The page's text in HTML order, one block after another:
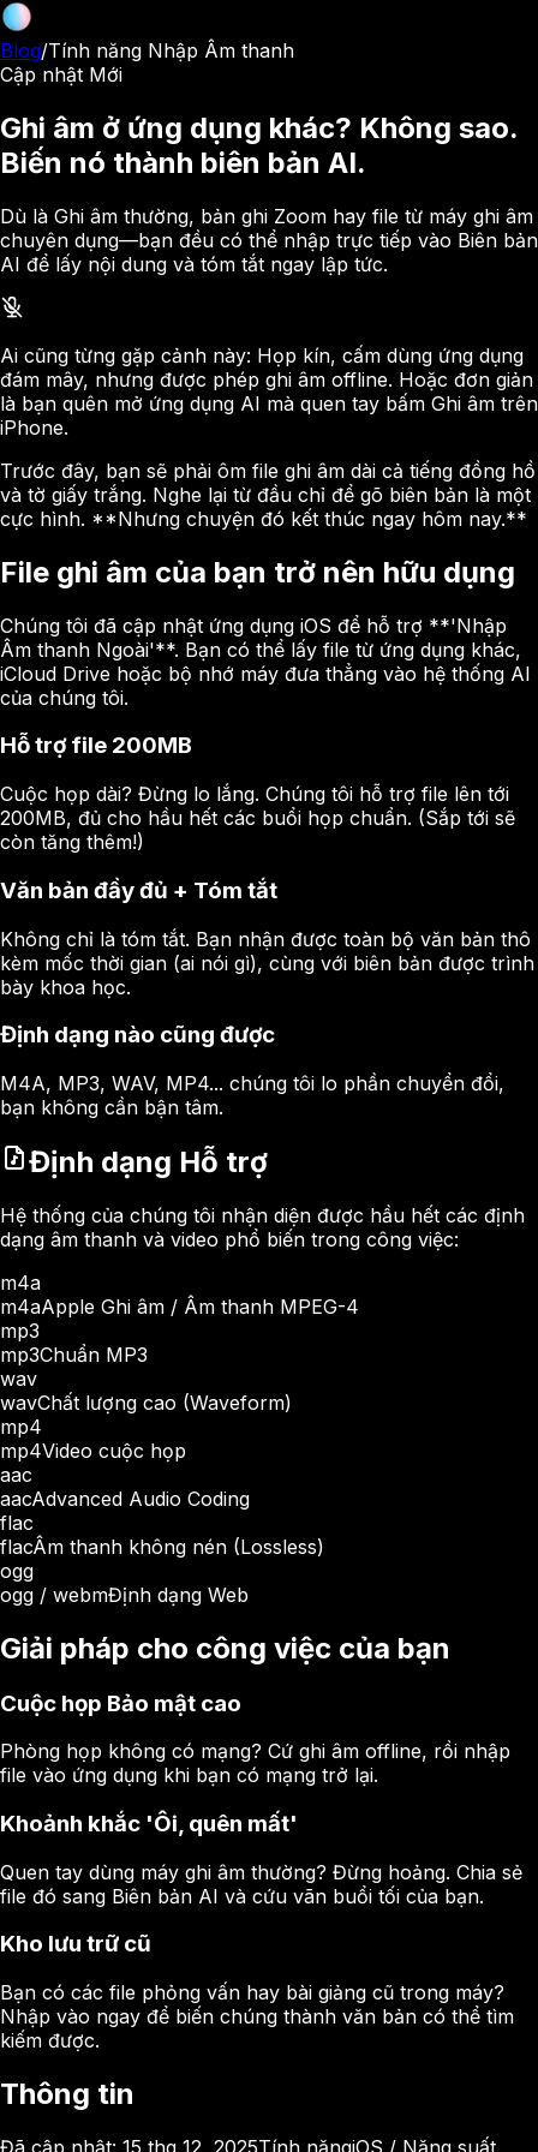
Blog/Tính năng Nhập Âm thanh
Cập nhật Mới
Ghi âm ở ứng dụng khác? Không sao.
Biến nó thành biên bản AI.
Dù là Ghi âm thường, bản ghi Zoom hay file từ máy ghi âm
chuyên dụng—bạn đều có thể nhập trực tiếp vào Biên bản
AI để lấy nội dung và tóm tắt ngay lập tức.
Ai cũng từng gặp cảnh này: Họp kín, cấm dùng ứng dụng
đám mây, nhưng được phép ghi âm offline. Hoặc đơn giản
là bạn quên mở ứng dụng AI mà quen tay bấm Ghi âm trên
iPhone.
Trước đây, bạn sẽ phải ôm file ghi âm dài cả tiếng đồng hồ
và tờ giấy trắng. Nghe lại từ đầu chỉ để gõ biên bản là một
cực hình. **Nhưng chuyện đó kết thúc ngay hôm nay.**
File ghi âm của bạn trở nên hữu dụng
Chúng tôi đã cập nhật ứng dụng iOS để hỗ trợ **'Nhập
Âm thanh Ngoài'**. Bạn có thể lấy file từ ứng dụng khác,
iCloud Drive hoặc bộ nhớ máy đưa thẳng vào hệ thống AI
của chúng tôi.
Hỗ trợ file 200MB
Cuộc họp dài? Đừng lo lắng. Chúng tôi hỗ trợ file lên tới
200MB, đủ cho hầu hết các buổi họp chuẩn. (Sắp tới sẽ
còn tăng thêm!)
Văn bản đầy đủ + Tóm tắt
Không chỉ là tóm tắt. Bạn nhận được toàn bộ văn bản thô
kèm mốc thời gian (ai nói gì), cùng với biên bản được trình
bày khoa học.
Định dạng nào cũng được
M4A, MP3, WAV, MP4... chúng tôi lo phần chuyển đổi,
bạn không cần bận tâm.
Định dạng Hỗ trợ
Hệ thống của chúng tôi nhận diện được hầu hết các định
dạng âm thanh và video phổ biến trong công việc:
m4a
m4aApple Ghi âm / Âm thanh MPEG-4
mp3
mp3Chuẩn MP3
wav
wavChất lượng cao (Waveform)
mp4
mp4Video cuộc họp
aac
aacAdvanced Audio Coding
flac
flacÂm thanh không nén (Lossless)
ogg
ogg / webmĐịnh dạng Web
Giải pháp cho công việc của bạn
Cuộc họp Bảo mật cao
Phòng họp không có mạng? Cứ ghi âm offline, rồi nhập
file vào ứng dụng khi bạn có mạng trở lại.
Khoảnh khắc 'Ôi, quên mất'
Quen tay dùng máy ghi âm thường? Đừng hoảng. Chia sẻ
file đó sang Biên bản AI và cứu vãn buổi tối của bạn.
Kho lưu trữ cũ
Bạn có các file phỏng vấn hay bài giảng cũ trong máy?
Nhập vào ngay để biến chúng thành văn bản có thể tìm
kiếm được.
Thông tin
Đã cập nhật: 15 thg 12, 2025Tính năngiOS / Năng suất